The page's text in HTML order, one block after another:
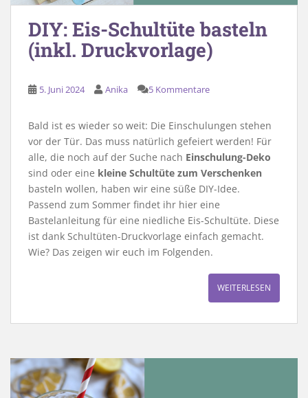
DIY: Eis-Schultüte basteln
(inkl. Druckvorlage)
5. Juni 2024 Anika 5 Kommentare
Bald ist es wieder so weit: Die Einschulungen stehen
vor der Tür. Das muss natürlich gefeiert werden! Für
alle, die noch auf der Suche nach Einschulung-Deko
sind oder eine kleine Schultüte zum Verschenken
basteln wollen, haben wir eine süße DIY-Idee.
Passend zum Sommer findet ihr hier eine
Bastelanleitung für eine niedliche Eis-Schultüte. Diese
ist dank Schultüten-Druckvorlage einfach gemacht.
Wie? Das zeigen wir euch im Folgenden.
WEITERLESEN